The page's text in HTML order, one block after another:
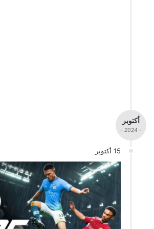
أكتوبر
- 2024 -
15 أكتوبر